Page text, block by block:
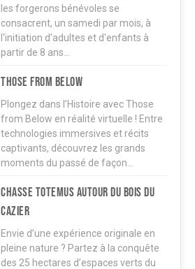
les forgerons bénévoles se
consacrent, un samedi par mois, à
l'initiation d'adultes et d'enfants à
partir de 8 ans…
Those from below
Plongez dans l’Histoire avec Those
from Below en réalité virtuelle ! Entre
technologies immersives et récits
captivants, découvrez les grands
moments du passé de façon…
Chasse TOTEMUS autour du Bois du
Cazier
Envie d’une expérience originale en
pleine nature ? Partez à la conquête
des 25 hectares d’espaces verts du